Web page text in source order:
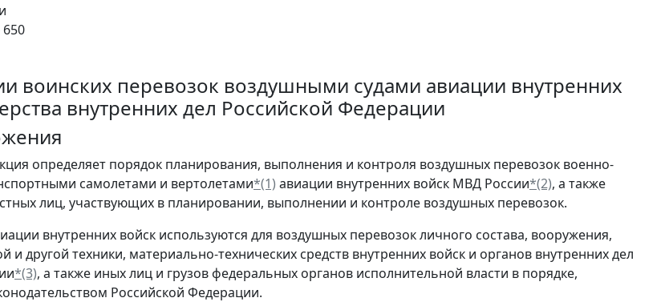
650
воинских перевозок воздушными судами авиации внутренних
внутренних дел Российской Федерации
определяет порядок планирования, выполнения и контроля воздушных перевозок военно-
самолетами и вертолетами*(1) авиации внутренних войск МВД России*(2), а также
лиц, участвующих в планировании, выполнении и контроле воздушных перевозок.
внутренних войск используются для воздушных перевозок личного состава, вооружения,
и другой техники, материально-технических средств внутренних войск и органов внутренних дел
*(3), а также иных лиц и грузов федеральных органов исполнительной власти в порядке,
Российской Федерации.